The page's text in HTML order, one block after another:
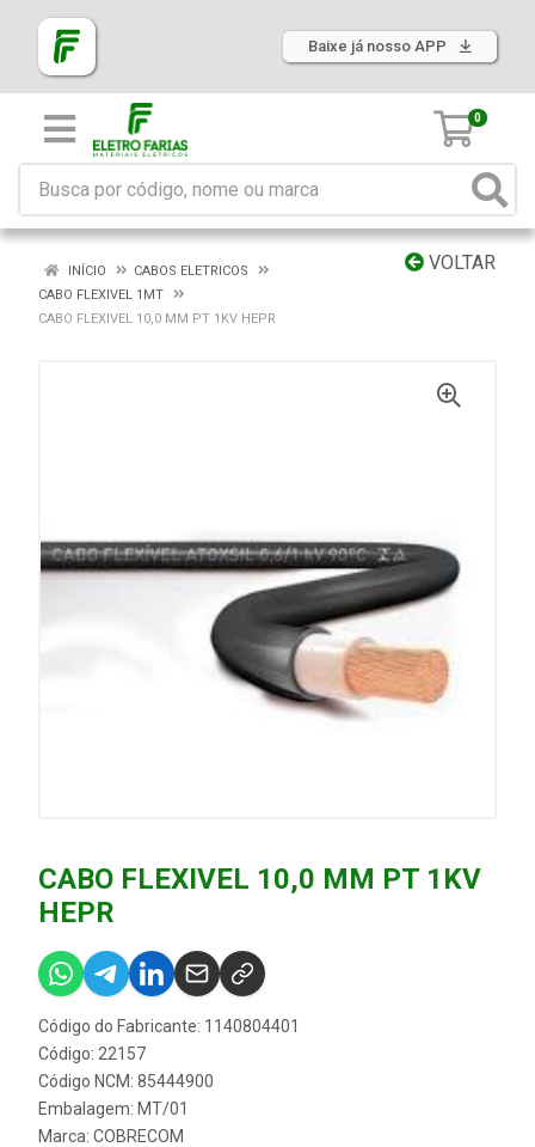
Baixe já nosso APP
0
VOLTAR
INÍCIO
CABOS ELETRICOS
CABO FLEXIVEL 1MT
CABO FLEXIVEL 10,0 MM PT 1KV HEPR
CABO FLEXIVEL 10,0 MM PT 1KV
HEPR
Código do Fabricante: 1140804401
Código: 22157
Código NCM: 85444900
Embalagem: MT/01
Marca: COBRECOM